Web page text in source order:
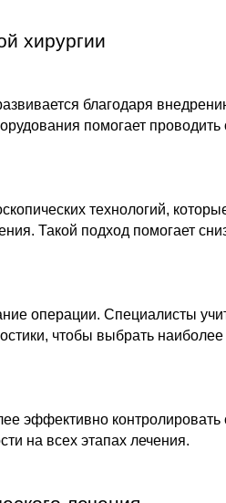
хирургии
благодаря
помогает проводить
технологий,
Такой подход помогает
операции. Специалисты
чтобы выбрать
эффективно контролировать
на всех этапах лечения.